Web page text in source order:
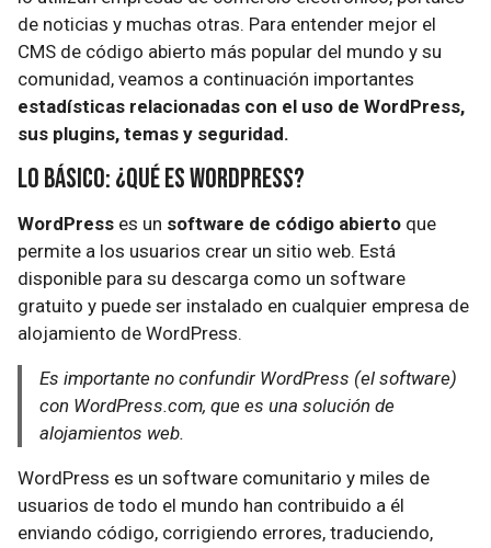
de noticias y muchas otras. Para entender mejor el
CMS de código abierto más popular del mundo y su
comunidad, veamos a continuación importantes
estadísticas relacionadas con el uso de WordPress,
sus plugins, temas y seguridad.
Lo básico: ¿Qué es WordPress?
WordPress es un software de código abierto que
permite a los usuarios crear un sitio web. Está
disponible para su descarga como un software
gratuito y puede ser instalado en cualquier empresa de
alojamiento de WordPress.
Es importante no confundir WordPress (el software)
con WordPress.com, que es una solución de
alojamientos web.
WordPress es un software comunitario y miles de
usuarios de todo el mundo han contribuido a él
enviando código, corrigiendo errores, traduciendo,